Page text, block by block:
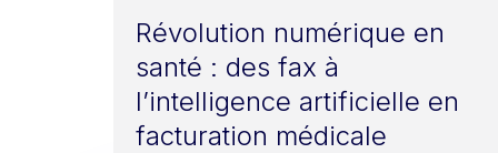
Révolution numérique en
santé : des fax à
l’intelligence artificielle en
facturation médicale